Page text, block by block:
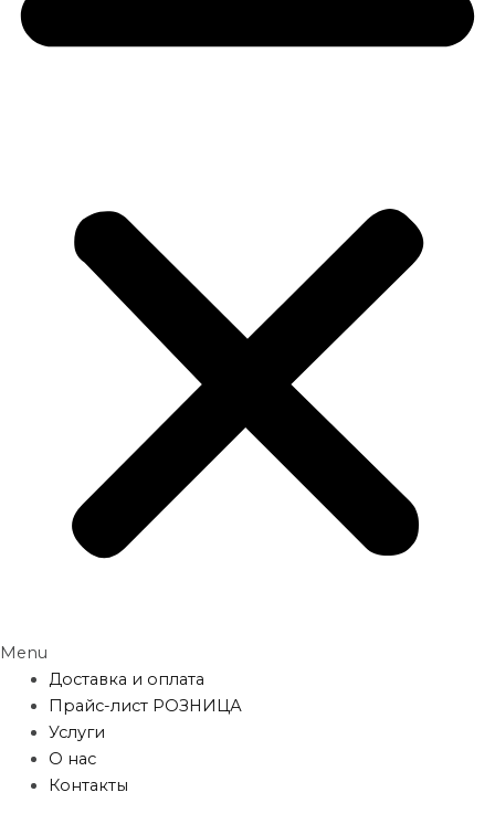
Menu
Доставка и оплата
Прайс-лист РОЗНИЦА
Услуги
О нас
Контакты